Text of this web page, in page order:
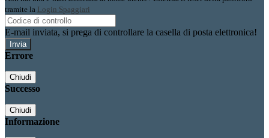
tramite la Login Spaggiari
E-mail inviata, si prega di controllare la casella di posta elettronica!
Errore
Chiudi
Successo
Chiudi
Informazione